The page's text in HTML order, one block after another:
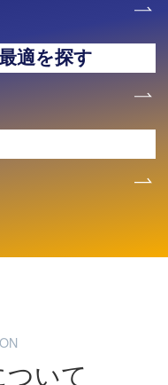
適を探す
ついて